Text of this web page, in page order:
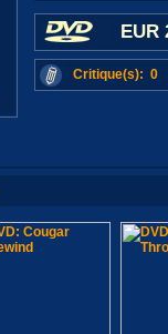
EUR
Critique(s): 0